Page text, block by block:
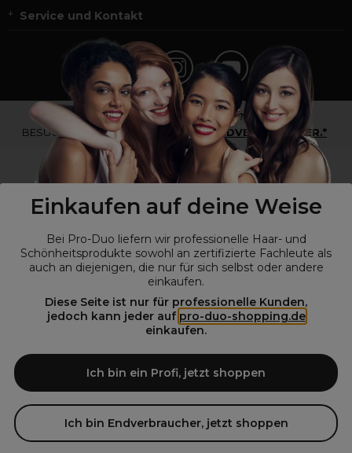
Einkaufen auf deine Weise
Bei Pro-Duo liefern wir professionelle Haar- und
Schönheitsprodukte sowohl an zertifizierte Fachleute als
auch an diejenigen, die nur für sich selbst oder andere
einkaufen.
Diese Seite ist nur für professionelle Kunden,
jedoch kann jeder auf pro-duo-shopping.de
einkaufen.
Ich bin ein Profi, jetzt shoppen
Ich bin Endverbraucher, jetzt shoppen
Service und Kontakt
*Du bist kein Profikunde?
BESUCHE
UNSERE WEBSEITE FÜR ENDVERBRAUCHER.*
© Alle Rechte vorbehalten © Pro-Duo2026
Pro-Duo ist Ihr zuverlässiger Partner für hochwertige Produkte im
hochwertigen Produkte, von der Haarpflege über das Make-up bis hin
zu Spezialwerkzeugen, sind so konzipiert, dass sie die Erwartungen
von Friseursalons und Kosmetikstudios übertreffen. Verlassen Sie sich
auf Pro-Duo für erstklassige Qualität und zeitgemäße Lösungen.